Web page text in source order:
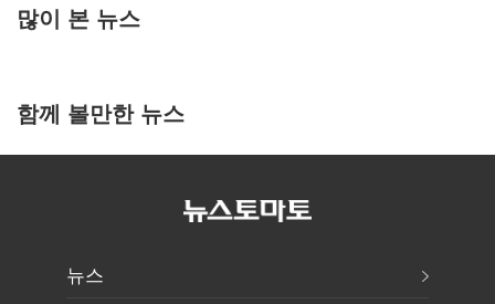
많이 본 뉴스
함께 볼만한 뉴스
뉴스